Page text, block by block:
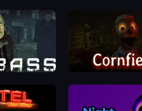
Cornfield